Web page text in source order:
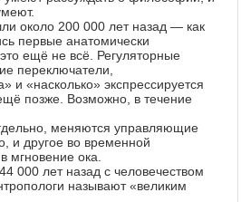
около 200 000 лет назад — как
первые анатомически
ещё не всё. Регуляторные
переключатели,
и «насколько» экспрессируется
позже. Возможно, в течение
меняются управляющие
и другое во временной
мгновение ока.
000 лет назад с человечеством
называют «великим